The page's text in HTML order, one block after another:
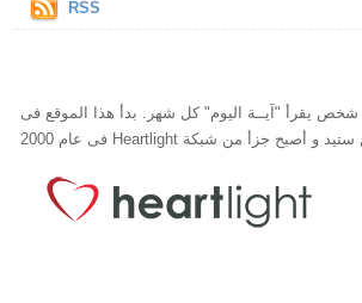
RSS
أكثر من 250,000 شخص يقرأ "آيــة اليوم" كل شهر. بدأ هذا الموقع فى